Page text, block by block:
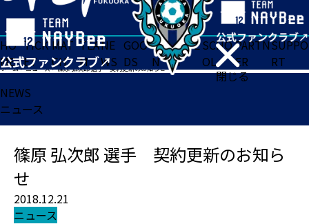
閉じる
HO
ME
TICK
ET
MAT
CH
TEA
M
NE
WS
GOO
DS
FA
N
ACADE
MY
SCHO
OL
PARTN
ER
SUPPO
RT
ホーム>ニュース>篠原 弘次郎 選手 契約更新のお知らせ
NEWS
ニュース
篠原 弘次郎 選手 契約更新のお知ら
せ
2018.12.21
ニュース